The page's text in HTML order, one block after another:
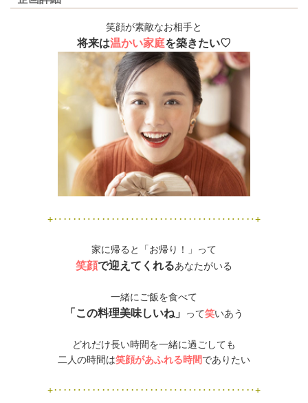
笑顔が素敵なお相手と
将来は温かい家庭を築きたい♡
+‥‥‥‥‥‥‥‥‥‥‥‥‥‥‥‥‥‥‥‥‥+
家に帰ると「お帰り！」って
笑顔で迎えてくれるあなたがいる
一緒にご飯を食べて
「この料理美味しいね」 って笑いあう
どれだけ長い時間を一緒に過ごしても
二人の時間は笑顔があふれる時間でありたい
+‥‥‥‥‥‥‥‥‥‥‥‥‥‥‥‥‥‥‥‥‥+